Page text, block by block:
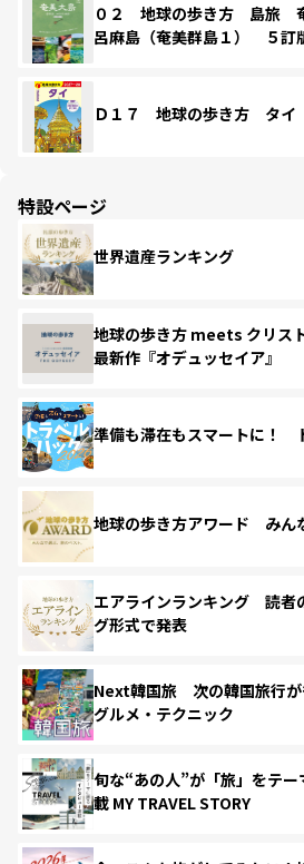
０２ 地球の歩き方 島旅
呂麻島（奄美群島１） ５訂
Ｄ１７ 地球の歩き方 タイ
特設ページ
世界遺産ランキング
地球の歩き方 meets クリス
最新作『オデュッセイア』
準備も滞在もスマートに！
地球の歩き方アワード みん
エアラインランキング 読者
グ形式で発表
Next韓国旅 次の韓国旅行が
グルメ・テクニック
旬な“あの人”が「旅」をテ
載 MY TRAVEL STORY